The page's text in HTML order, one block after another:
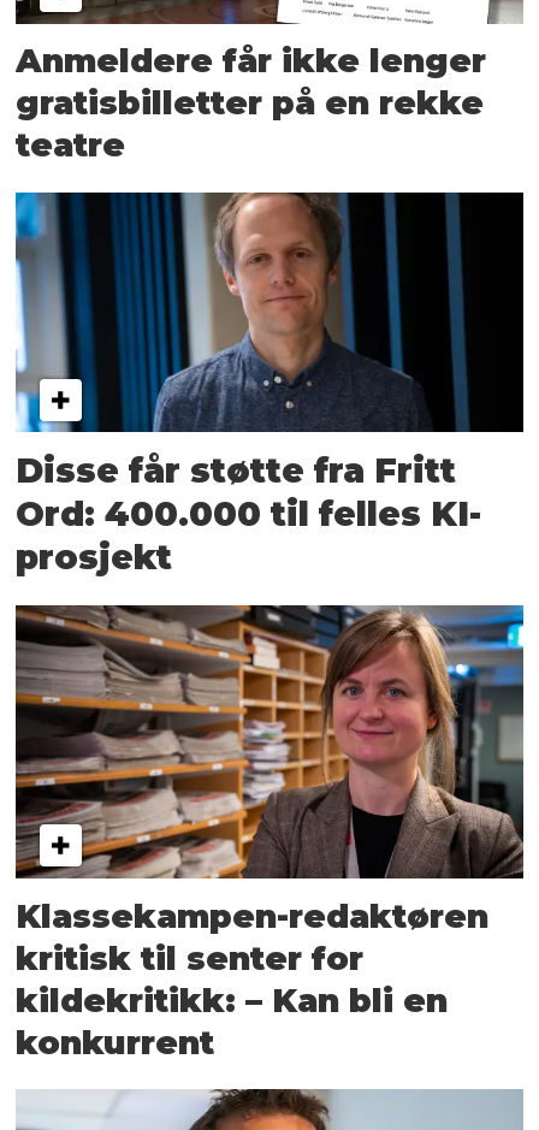
Anmeldere får ikke lenger
gratisbilletter på en rekke
teatre
Disse får støtte fra Fritt
Ord: 400.000 til felles KI-
prosjekt
Klassekampen-redaktøren
kritisk til senter for
kildekritikk: – Kan bli en
konkurrent